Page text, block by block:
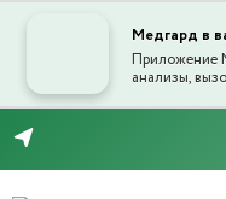
Медгард в
Приложение
анализы,